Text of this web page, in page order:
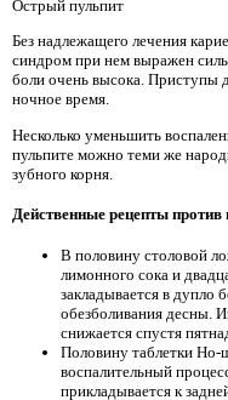
Острый пульпит
Без надлежащего лечения
синдром при нем выражен
боли очень высока. Приступы
ночное время.
Несколько уменьшить
пульпите можно теми же
зубного корня.
Действенные рецепты против
В половину столовой
лимонного сока и
закладывается в дупло
обезболивания десны.
снижается спустя
Половину таблетки Но-
воспалительный
прикладывается к